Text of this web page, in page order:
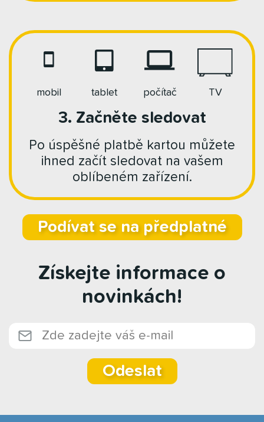
mobil tablet počítač TV
3. Začněte sledovat
Po úspěšné platbě kartou můžete
ihned začít sledovat na vašem
oblíbeném zařízení.
Podívat se na předplatné
Získejte informace o
novinkách!
Odeslat